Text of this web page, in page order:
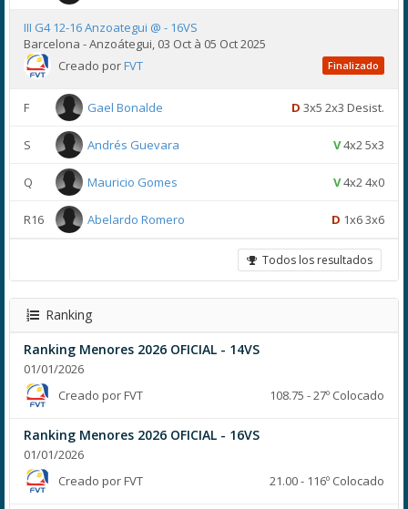
III G4 12-16 Anzoategui @ - 16VS
Barcelona - Anzoátegui, 03 Oct à 05 Oct 2025
Creado porFVT Finalizado
F Gael Bonalde D 3x5 2x3 Desist.
S Andrés Guevara V4x2 5x3
Q Mauricio Gomes V4x2 4x0
R16 Abelardo Romero D 1x6 3x6
Todos los resultados
Ranking
Ranking Menores 2026 OFICIAL - 14VS
01/01/2026
Creado por FVT
108.75 - 27º Colocado
Ranking Menores 2026 OFICIAL - 16VS
01/01/2026
Creado por FVT
21.00 - 116º Colocado